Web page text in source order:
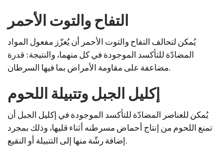
التفاح والتوت الأحمر
يُمكن لتحالف التفاح والتوت الأحمر أن يُعزّز مفعول المواد
المضادّة للتأكسد الموجودة في كل منهما، والنتيجة: قدرة
مضاعفة على مقاومة الأمراض بما فيها السرطان.
إكليل الجبل وتتبيلة اللحوم
يُمكن للعناصر المضادّة للتأكسد الموجودة في إكليل الجبل أن
تمنع اللحوم من إنتاج أحماض مسرطنه أثناء قليها، وذلك بمجرد
إضافة رشّة منها إلى التتبيلة أو النقيع.